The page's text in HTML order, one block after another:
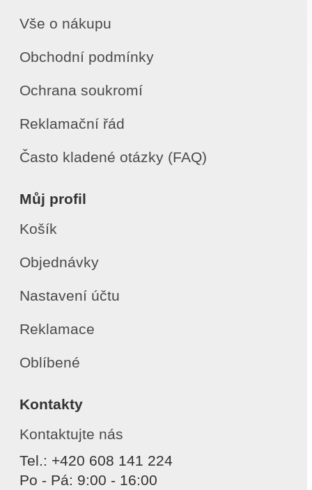
Vše o nákupu
Obchodní podmínky
Ochrana soukromí
Reklamační řád
Často kladené otázky (FAQ)
Můj profil
Košík
Objednávky
Nastavení účtu
Reklamace
Oblíbené
Kontakty
Kontaktujte nás
Tel.: +420 608 141 224
Po - Pá: 9:00 - 16:00